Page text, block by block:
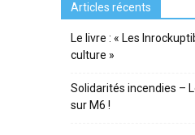
Articles récents
Le livre : « Les
culture »
Solidarités incendies –
sur M6 !